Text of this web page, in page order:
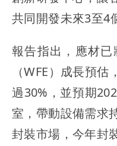
共同開發未來3至4
報告指出，應材
（WFE）成長預
過30%，並預期
室，帶動設備需求
封裝市場，今年封